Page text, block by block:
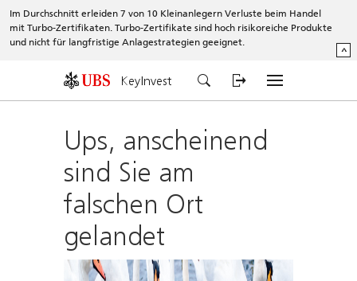
Im Durchschnitt erleiden 7 von 10 Kleinanlegern Verluste beim Handel
mit Turbo-Zertifikaten. Turbo-Zertifikate sind hoch risikoreiche Produkte
und nicht für langfristige Anlagestrategien geeignet.
^
KeyInvest
Ups, anscheinend
sind Sie am
falschen Ort
gelandet